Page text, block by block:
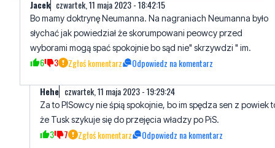
przedstawić mu zarzutów.
7 Zgłoś komentarz Odpowiedz na komentarz
Jacek czwartek, 11 maja 2023 - 18:42:15
Bo mamy doktrynę Neumanna. Na nagraniach Neumanna było
wyborami mogą spać spokojnie bo sąd nie" skrzywdzi " im.
6 3 Zgłoś komentarz Odpowiedz na komentarz
Hehe czwartek, 11 maja 2023 - 19:29:24